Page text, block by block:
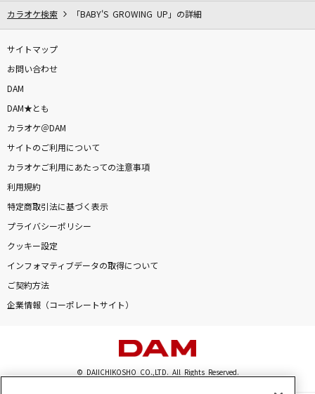
カラオケ検索 「BABY'S GROWING UP」の詳細
サイトマップ
お問い合わせ
DAM
DAM★とも
カラオケ＠DAM
サイトのご利用について
カラオケご利用にあたっての注意事項
利用規約
特定商取引法に基づく表示
プライバシーポリシー
クッキー設定
インフォマティブデータの取得について
ご契約方法
企業情報（コーポレートサイト）
© DAIICHIKOSHO CO.,LTD. All Rights Reserved.